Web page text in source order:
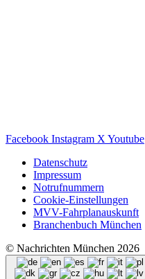
Facebook Instagram X Youtube
Datenschutz
Impressum
Notrufnummern
Cookie-Einstellungen
MVV-Fahrplanauskunft
Branchenbuch München
© Nachrichten München 2026